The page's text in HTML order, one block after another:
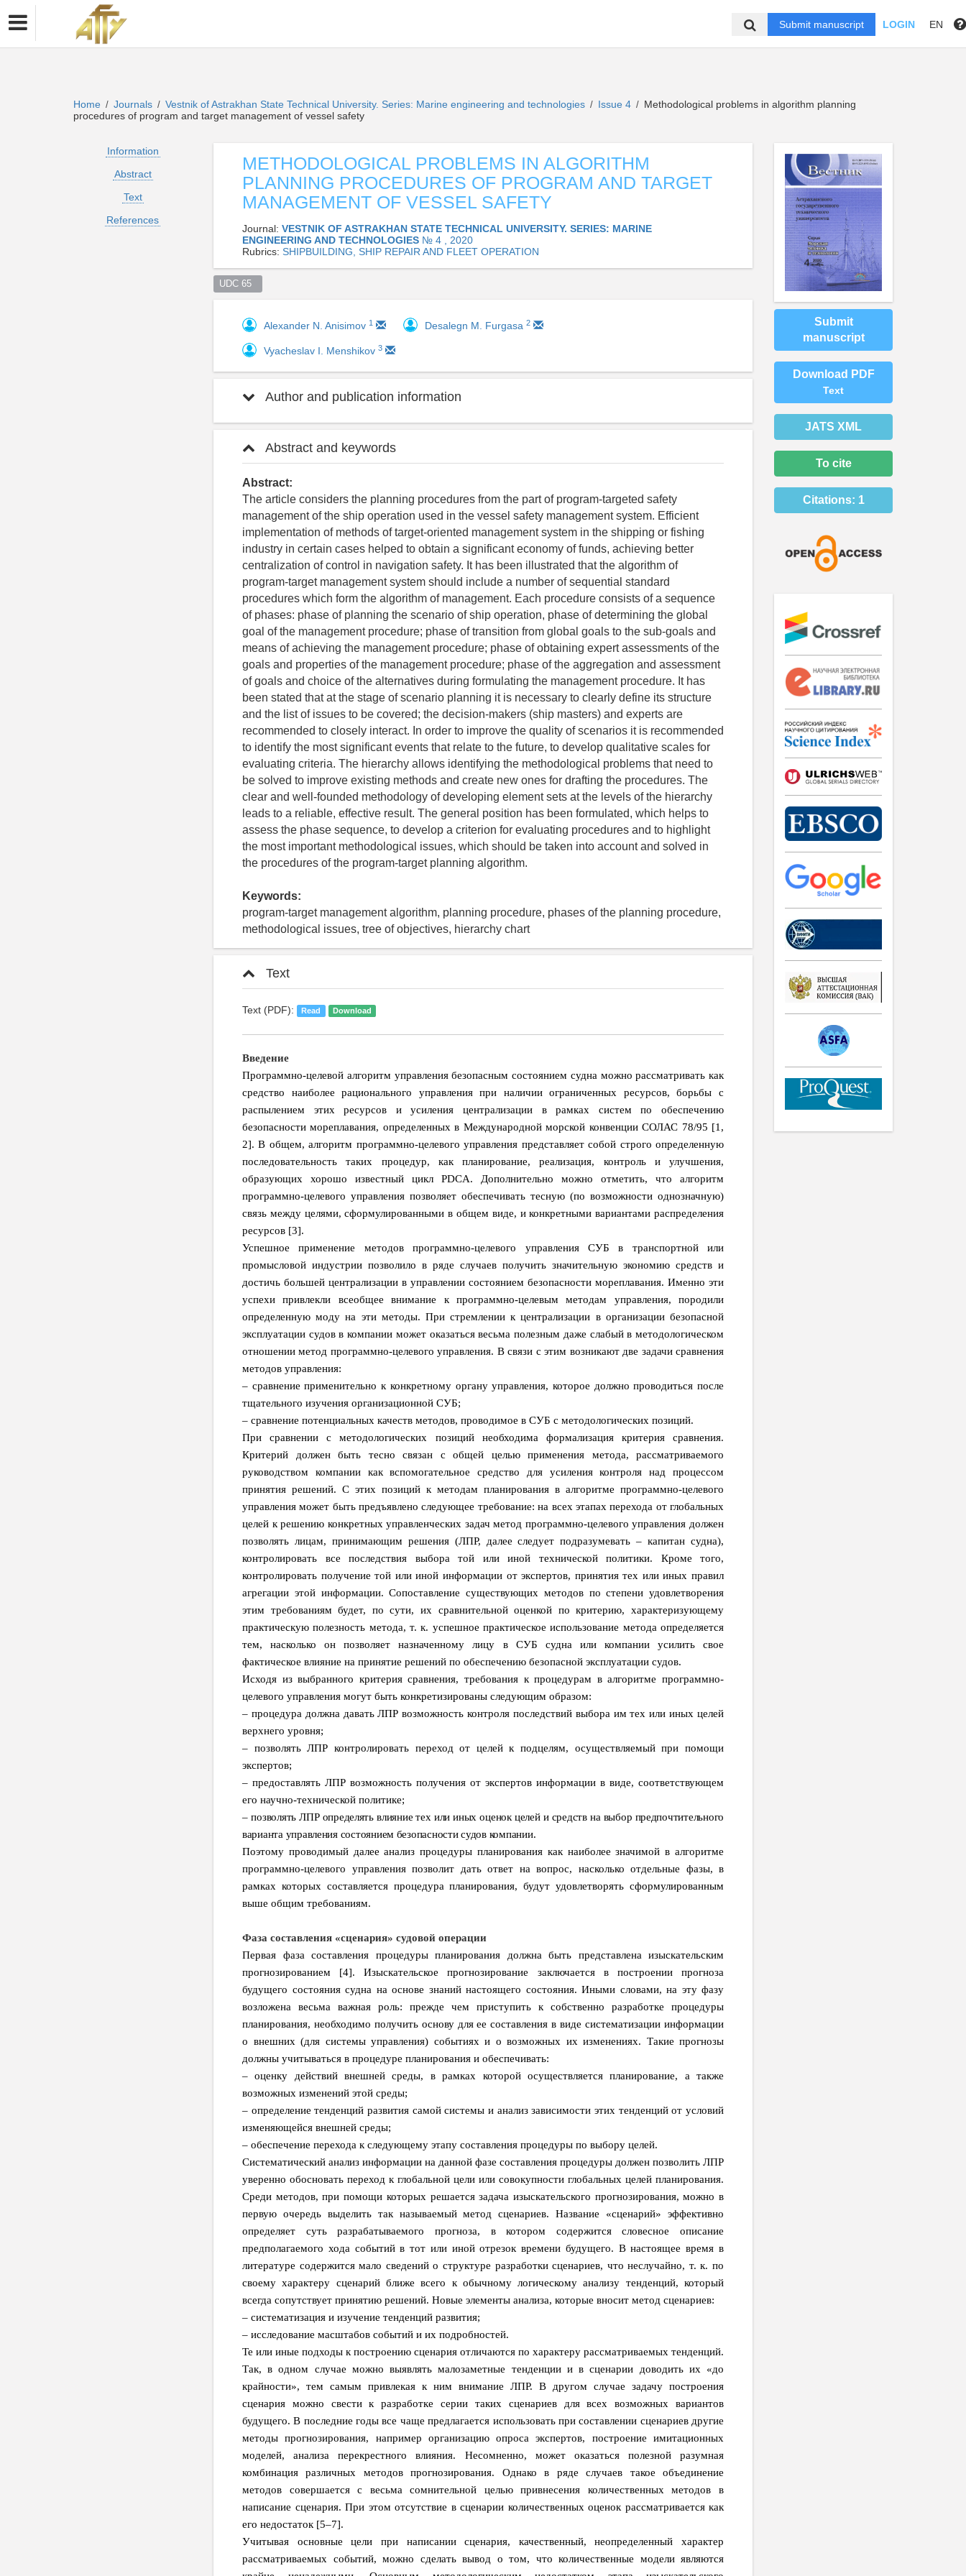
Submit manuscript LOGIN EN
Home / Journals / Vestnik of Astrakhan State Technical University. Series: Marine engineering and technologies / Issue 4 / Methodological problems in algorithm planning
procedures of program and target management of vessel safety
Information
Abstract
Text
References
METHODOLOGICAL PROBLEMS IN ALGORITHM
PLANNING PROCEDURES OF PROGRAM AND TARGET
MANAGEMENT OF VESSEL SAFETY
Journal: VESTNIK OF ASTRAKHAN STATE TECHNICAL UNIVERSITY. SERIES: MARINE
ENGINEERING AND TECHNOLOGIES № 4 , 2020
Rubrics: SHIPBUILDING, SHIP REPAIR AND FLEET OPERATION
UDC 65
Alexander N. Anisimov 1 Desalegn M. Furgasa 2
Vyacheslav I. Menshikov 3
Author and publication information
Abstract and keywords
Abstract:
The article considers the planning procedures from the part of program-targeted safety
management of the ship operation used in the vessel safety management system. Efficient
implementation of methods of target-oriented management system in the shipping or fishing
industry in certain cases helped to obtain a significant economy of funds, achieving better
centralization of control in navigation safety. It has been illustrated that the algorithm of
program-target management system should include a number of sequential standard
procedures which form the algorithm of management. Each procedure consists of a sequence
of phases: phase of planning the scenario of ship operation, phase of determining the global
goal of the management procedure; phase of transition from global goals to the sub-goals and
means of achieving the management procedure; phase of obtaining expert assessments of the
goals and properties of the management procedure; phase of the aggregation and assessment
of goals and choice of the alternatives during formulating the management procedure. It has
been stated that at the stage of scenario planning it is necessary to clearly define its structure
and the list of issues to be covered; the decision-makers (ship masters) and experts are
recommended to closely interact. In order to improve the quality of scenarios it is recommended
to identify the most significant events that relate to the future, to develop qualitative scales for
evaluating criteria. The hierarchy allows identifying the methodological problems that need to
be solved to improve existing methods and create new ones for drafting the procedures. The
clear and well-founded methodology of developing element sets at the levels of the hierarchy
leads to a reliable, effective result. The general position has been formulated, which helps to
assess the phase sequence, to develop a criterion for evaluating procedures and to highlight
the most important methodological issues, which should be taken into account and solved in
the procedures of the program-target planning algorithm.
Keywords:
program-target management algorithm, planning procedure, phases of the planning procedure,
methodological issues, tree of objectives, hierarchy chart
Text
Text (PDF): Read Download
Введение
Программно-целевой алгоритм управления безопасным состоянием судна можно рассматривать как
средство наиболее рационального управления при наличии ограниченных ресурсов, борьбы с
распылением этих ресурсов и усиления централизации в рамках систем по обеспечению
безопасности мореплавания, определенных в Международной морской конвенции СОЛАС 78/95 [1,
2]. В общем, алгоритм программно-целевого управления представляет собой строго определенную
последовательность таких процедур, как планирование, реализация, контроль и улучшения,
образующих хорошо известный цикл PDCA. Дополнительно можно отметить, что алгоритм
программно-целевого управления позволяет обеспечивать тесную (по возможности однозначную)
связь между целями, сформулированными в общем виде, и конкретными вариантами распределения
ресурсов [3].
Успешное применение методов программно-целевого управления СУБ в транспортной или
промысловой индустрии позволило в ряде случаев получить значительную экономию средств и
достичь большей централизации в управлении состоянием безопасности мореплавания. Именно эти
успехи привлекли всеобщее внимание к программно-целевым методам управления, породили
определенную моду на эти методы. При стремлении к централизации в организации безопасной
эксплуатации судов в компании может оказаться весьма полезным даже слабый в методологическом
отношении метод программно-целевого управления. В связи с этим возникают две задачи сравнения
методов управления:
– сравнение применительно к конкретному органу управления, которое должно проводиться после
тщательного изучения организационной СУБ;
– сравнение потенциальных качеств методов, проводимое в СУБ с методологических позиций.
При сравнении с методологических позиций необходима формализация критерия сравнения.
Критерий должен быть тесно связан с общей целью применения метода, рассматриваемого
руководством компании как вспомогательное средство для усиления контроля над процессом
принятия решений. С этих позиций к методам планирования в алгоритме программно-целевого
управления может быть предъявлено следующее требование: на всех этапах перехода от глобальных
целей к решению конкретных управленческих задач метод программно-целевого управления должен
позволять лицам, принимающим решения (ЛПР, далее следует подразумевать – капитан судна),
контролировать все последствия выбора той или иной технической политики. Кроме того,
контролировать получение той или иной информации от экспертов, принятия тех или иных правил
агрегации этой информации. Сопоставление существующих методов по степени удовлетворения
этим требованиям будет, по сути, их сравнительной оценкой по критерию, характеризующему
практическую полезность метода, т. к. успешное практическое использование метода определяется
тем, насколько он позволяет назначенному лицу в СУБ судна или компании усилить свое
фактическое влияние на принятие решений по обеспечению безопасной эксплуатации судов.
Исходя из выбранного критерия сравнения, требования к процедурам в алгоритме программно-
целевого управления могут быть конкретизированы следующим образом:
– процедура должна давать ЛПР возможность контроля последствий выбора им тех или иных целей
верхнего уровня;
– позволять ЛПР контролировать переход от целей к подцелям, осуществляемый при помощи
экспертов;
– предоставлять ЛПР возможность получения от экспертов информации в виде, соответствующем
его научно-технической политике;
–позволять ЛПР определять влияние тех или иных оценок целей и средств на выбор предпочтительного
варианта управления состоянием безопасности судов компании.
Поэтому проводимый далее анализ процедуры планирования как наиболее значимой в алгоритме
программно-целевого управления позволит дать ответ на вопрос, насколько отдельные фазы, в
рамках которых составляется процедура планирования, будут удовлетворять сформулированным
выше общим требованиям.
Фаза составления «сценария» судовой операции
Первая фаза составления процедуры планирования должна быть представлена изыскательским
прогнозированием [4]. Изыскательское прогнозирование заключается в построении прогноза
будущего состояния судна на основе знаний настоящего состояния. Иными словами, на эту фазу
возложена весьма важная роль: прежде чем приступить к собственно разработке процедуры
планирования, необходимо получить основу для ее составления в виде систематизации информации
о внешних (для системы управления) событиях и о возможных их изменениях. Такие прогнозы
должны учитываться в процедуре планирования и обеспечивать:
– оценку действий внешней среды, в рамках которой осуществляется планирование, а также
возможных изменений этой среды;
– определение тенденций развития самой системы и анализ зависимости этих тенденций от условий
изменяющейся внешней среды;
– обеспечение перехода к следующему этапу составления процедуры по выбору целей.
Систематический анализ информации на данной фазе составления процедуры должен позволить ЛПР
уверенно обосновать переход к глобальной цели или совокупности глобальных целей планирования.
Среди методов, при помощи которых решается задача изыскательского прогнозирования, можно в
первую очередь выделить так называемый метод сценариев. Название «сценарий» эффективно
определяет суть разрабатываемого прогноза, в котором содержится словесное описание
предполагаемого хода событий в тот или иной отрезок времени будущего. В настоящее время в
литературе содержится мало сведений о структуре разработки сценариев, что неслучайно, т. к. по
своему характеру сценарий ближе всего к обычному логическому анализу тенденций, который
всегда сопутствует принятию решений. Новые элементы анализа, которые вносит метод сценариев:
– систематизация и изучение тенденций развития;
– исследование масштабов событий и их подробностей.
Те или иные подходы к построению сценария отличаются по характеру рассматриваемых тенденций.
Так, в одном случае можно выявлять малозаметные тенденции и в сценарии доводить их «до
крайности», тем самым привлекая к ним внимание ЛПР. В другом случае задачу построения
сценария можно свести к разработке серии таких сценариев для всех возможных вариантов
будущего. В последние годы все чаще предлагается использовать при составлении сценариев другие
методы прогнозирования, например организацию опроса экспертов, построение имитационных
моделей, анализа перекрестного влияния. Несомненно, может оказаться полезной разумная
комбинация различных методов прогнозирования. Однако в ряде случаев такое объединение
методов совершается с весьма сомнительной целью привнесения количественных методов в
написание сценария. При этом отсутствие в сценарии количественных оценок рассматривается как
его недостаток [5–7].
Учитывая основные цели при написании сценария, качественный, неопределенный характер
рассматриваемых событий, можно сделать вывод о том, что количественные модели являются
Submit
manuscript
Download PDF
Text
JATS XML
To cite
Citations: 1